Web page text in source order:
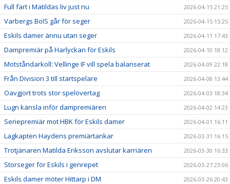
Full fart i Matildas liv just nu 2026-04-15 21:25
Varbergs BoIS går för seger 2026-04-15 15:25
Eskils damer ännu utan seger 2026-04-11 17:43
Dampremiär på Harlyckan för Eskils 2026-04-10 18:12
Motståndarkoll: Vellinge IF vill spela balanserat 2026-04-09 22:18
Från Division 3 till startspelare 2026-04-08 13:44
Oavgjort trots stor spelövertag 2026-04-03 18:34
Lugn känsla inför dampremiären 2026-04-02 14:23
Seriepremiär mot HBK för Eskils damer 2026-04-01 16:11
Lagkapten Haydens premiärtankar 2026-03-31 16:15
Trotjänaren Matilda Eriksson avslutar karriären 2026-03-30 16:33
Storseger för Eskils i genrepet 2026-03-27 23:06
Eskils damer möter Hittarp i DM 2026-03-26 20:43